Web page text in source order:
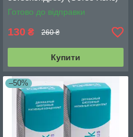
Готово до відправки
130 ₴ 260 ₴
Купити
–50%